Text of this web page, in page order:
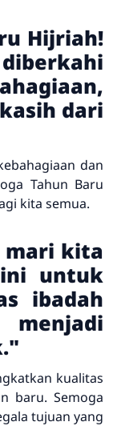
Hijriah!
dari
dan
Tahun Baru
kita semua.
mari kita
untuk
ibadah
kualitas
baru. Semoga
tujuan yang